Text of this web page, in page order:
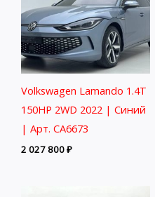
Volkswagen Lamando 1.4T
150HP 2WD 2022 | Синий
| Арт. CA6673
2 027 800₽